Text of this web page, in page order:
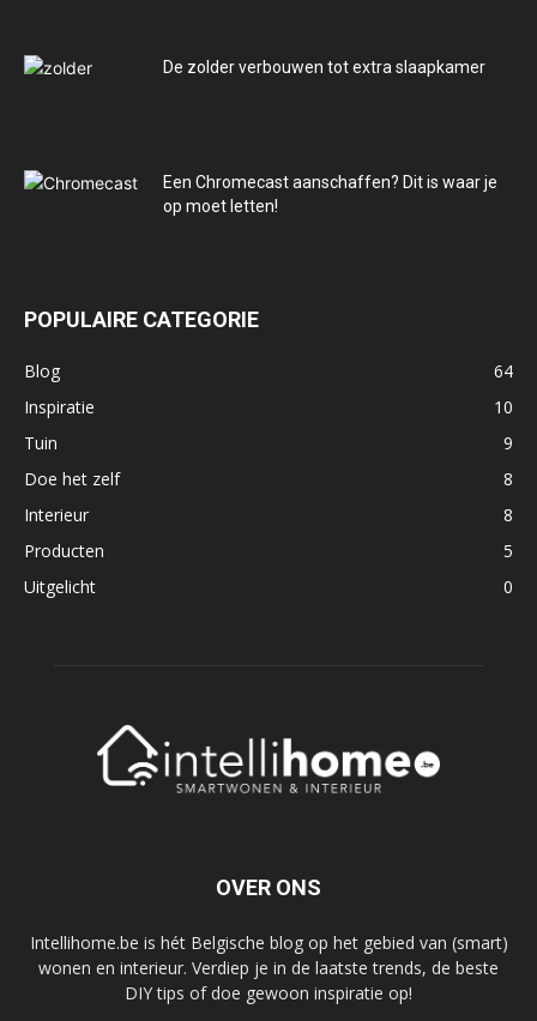
De zolder verbouwen tot extra slaapkamer
Een Chromecast aanschaffen? Dit is waar je
op moet letten!
POPULAIRE CATEGORIE
Blog
64
Inspiratie
10
Tuin
9
Doe het zelf
8
Interieur
8
Producten
5
Uitgelicht
0
OVER ONS
Intellihome.be is hét Belgische blog op het gebied van (smart)
wonen en interieur. Verdiep je in de laatste trends, de beste
DIY tips of doe gewoon inspiratie op!